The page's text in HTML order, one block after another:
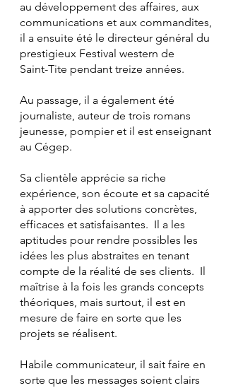
au développement des affaires, aux
communications et aux commandites,
il a ensuite été le directeur général du
prestigieux Festival western de
Saint-Tite pendant treize années.
Au passage, il a également été
journaliste, auteur de trois romans
jeunesse, pompier et il est enseignant
au Cégep.
Sa clientèle apprécie sa riche
expérience, son écoute et sa capacité
à apporter des solutions concrètes,
efficaces et satisfaisantes. Il a les
aptitudes pour rendre possibles les
idées les plus abstraites en tenant
compte de la réalité de ses clients. Il
maîtrise à la fois les grands concepts
théoriques, mais surtout, il est en
mesure de faire en sorte que les
projets se réalisent.
Habile communicateur, il sait faire en
sorte que les messages soient clairs